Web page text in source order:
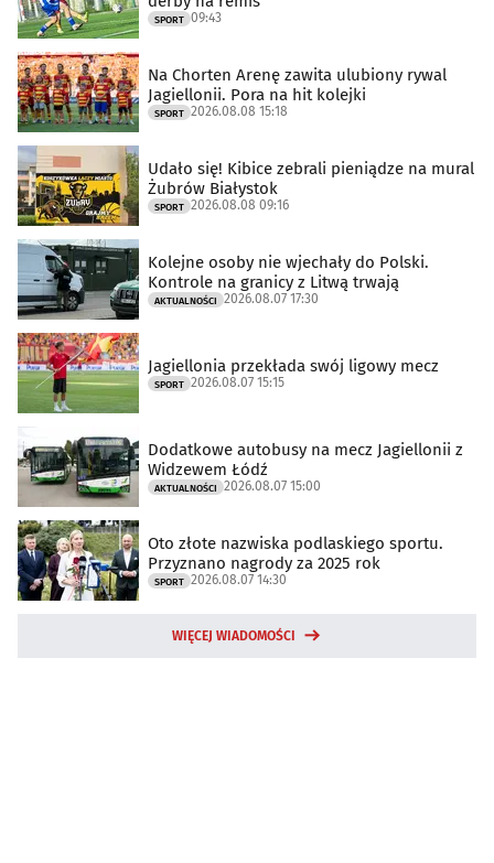
SPORT 09:43
Na Chorten Arenę zawita ulubiony rywal
Jagiellonii. Pora na hit kolejki
SPORT 2026.08.08 15:18
Udało się! Kibice zebrali pieniądze na mural
Żubrów Białystok
SPORT 2026.08.08 09:16
Kolejne osoby nie wjechały do Polski.
Kontrole na granicy z Litwą trwają
AKTUALNOŚCI 2026.08.07 17:30
Jagiellonia przekłada swój ligowy mecz
SPORT 2026.08.07 15:15
Dodatkowe autobusy na mecz Jagiellonii z
Widzewem Łódź
AKTUALNOŚCI 2026.08.07 15:00
Oto złote nazwiska podlaskiego sportu.
Przyznano nagrody za 2025 rok
SPORT 2026.08.07 14:30
WIĘCEJ WIADOMOŚCI